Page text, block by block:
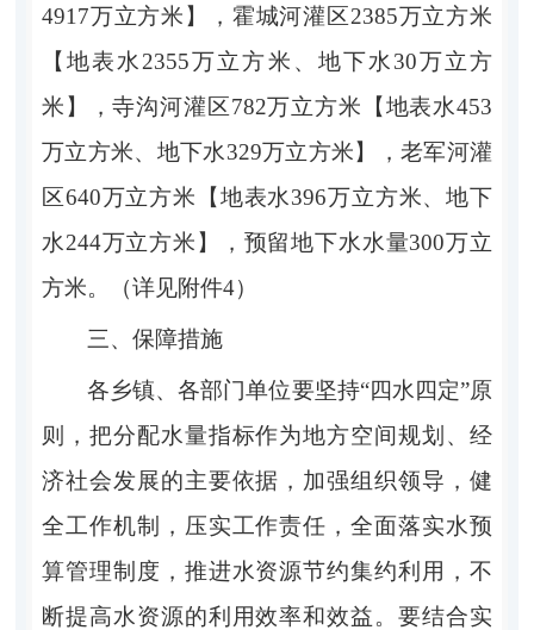
4917万立方米 】 ， 霍城河灌区2385万立方米
【地表水2355万立方米 、 地下水30万立方
米 】 ，寺沟河灌区782万立方米 【地表水453
万立方米、地下水329万立方米】 ，老军河灌
区640万立方米 【地表水396万立方米、地下
水244万立方米 】 ， 预留地下水水量300万立
方米。 （详见附件4）
三、 保障措施
各乡镇、各部门单位要坚持“四水四定”原
则，把分配水量指标作为地方空间规划、经
济社会发展的主要依据，加强组织领导，健
全工作机制，压实工作责任，全面落实水预
算管理制度，推进水资源节约集约利用，不
断提高水资源的利用效率和效益。要结合实